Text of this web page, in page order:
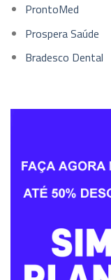
ProntoMed
Prospera Saúde
Bradesco Dental